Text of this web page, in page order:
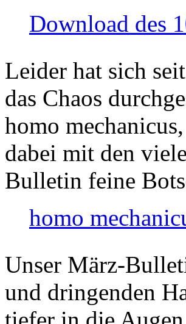
Download des
Leider hat sich
das Chaos
homo
dabei mit den
Bulletin feine
homo
Unser März-
und dringenden